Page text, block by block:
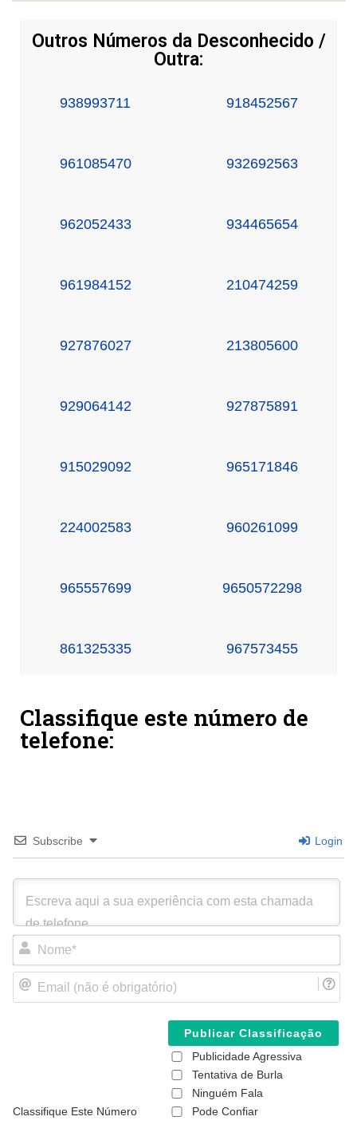
Outros Números da Desconhecido /
Outra:
938993711 918452567
961085470 932692563
962052433 934465654
961984152 210474259
927876027 213805600
929064142 927875891
915029092 965171846
224002583 960261099
965557699 9650572298
861325335 967573455
Classifique este número de
telefone:
Subscribe Login
N
m
a
Classifique Este Número
Publicidade Agressiva
Tentativa de Burla
Ninguém Fala
Pode Confiar